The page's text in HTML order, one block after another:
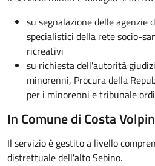
su segnalazione delle agenzie
specialistici della rete socio-
ricreativi
su richiesta dell'autorità
minorenni, Procura della
per i minorenni e tribunale
In Comune di Costa
Il servizio è gestito a livello
distrettuale dell'alto Sebino.